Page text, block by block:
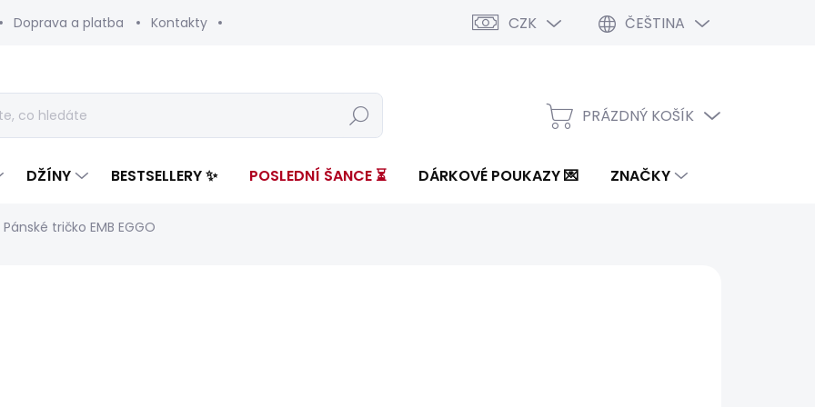
Doprava a platba Kontakty CZK ČEŠTINA
Hledat NÁKUPNÍ
PRÁZDNÝ KOŠÍK
DŽÍNY BESTSELLERY ✨ POSLEDNÍ ŠANCE ⏳ DÁRKOVÉ POUKAZY 💌 ZNAČKY
Pánské tričko EMB EGGO